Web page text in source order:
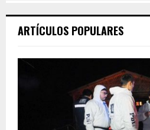
ARTÍCULOS POPULARES